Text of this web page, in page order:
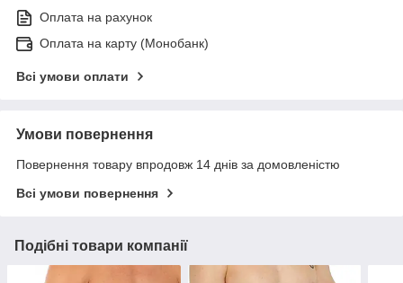
Оплата на рахунок
Оплата на карту (Монобанк)
Всі умови оплати
Умови повернення
Повернення товару впродовж 14 днів за домовленістю
Всі умови повернення
Подібні товари компанії